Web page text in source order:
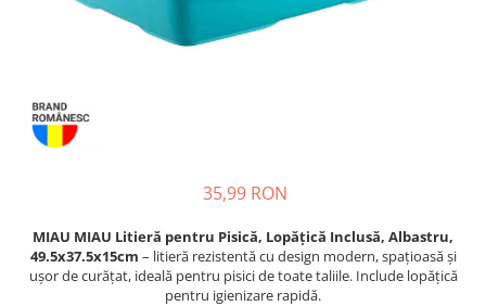
Îngrijire Câini
Covorașe Igienice Câini
Șampoane Câini
Antiparazitare Câini
Culcușuri & Saltele Câini
Castroane și Adapatori
35,99 RON
MIAU MIAU Litieră pentru Pisică, Lopățică Inclusă, Albastru,
49.5x37.5x15cm – litieră rezistentă cu design modern, spațioasă și
ușor de curățat, ideală pentru pisici de toate taliile. Include lopățică
pentru igienizare rapidă.